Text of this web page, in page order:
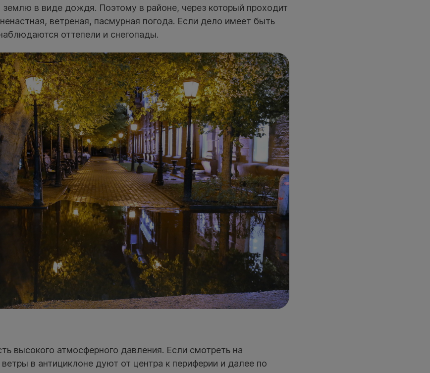
землю в виде дождя. Поэтому в районе, через который проходит
ветреная, пасмурная погода. Если дело имеет быть
оттепели и снегопады.
высокого атмосферного давления. Если смотреть на
в антициклоне дуют от центра к периферии и далее по